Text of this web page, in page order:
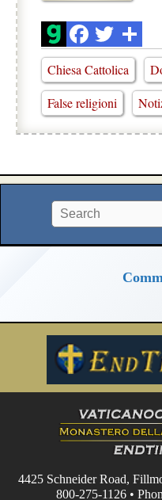
Chiesa Cattolica
False religioni
4425 Schneider Road,
800-275-1126 •